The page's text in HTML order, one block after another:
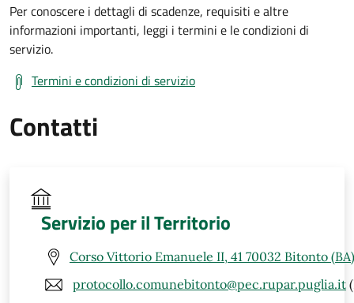
Per conoscere i dettagli di scadenze, requisiti e altre
informazioni importanti, leggi i termini e le condizioni di
servizio.
Termini e condizioni di servizio
Contatti
Servizio per il Territorio
Corso Vittorio Emanuele II, 41 70032 Bitonto (BA)
protocollo.comunebitonto@pec.rupar.puglia.it